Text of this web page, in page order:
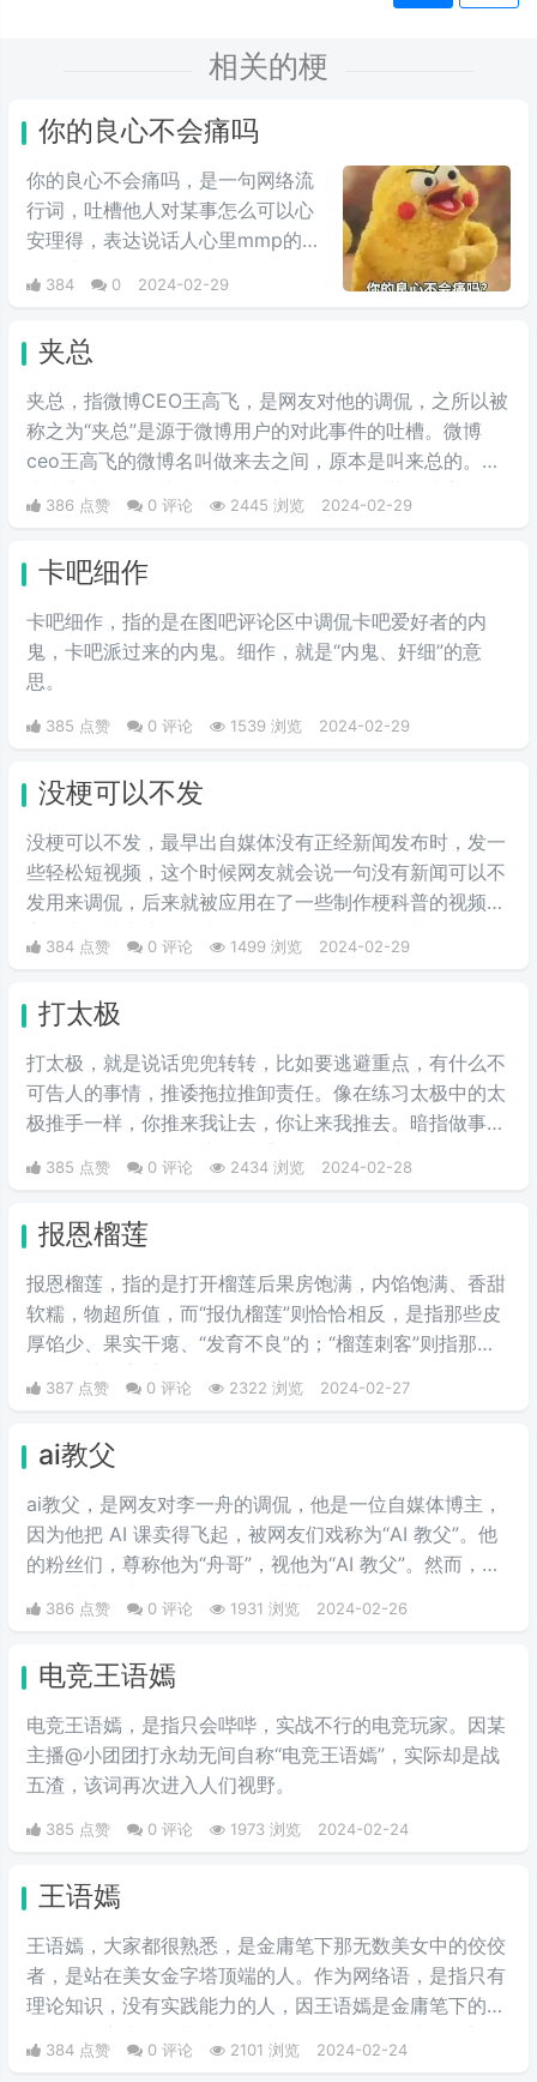
相关的梗
你的良心不会痛吗
你的良心不会痛吗，是一句网络流
行词，吐槽他人对某事怎么可以心
安理得，表达说话人心里mmp的心
情。这里的“痛”含有“内疚、愧疚、
不好意思”等含义，并不是“疼痛”的
会内疚吗，来源于热图鹦鹉兄弟表
情包，火于知乎，该词也被《咬文
嚼字》评为2017年度十大流行语之
一，现在多用于聊天中的表情包。
384 0 2024-02-29
夹总
夹总，指微博CEO王高飞，是网友对他的调侃，之所以被
称之为“夹总”是源于微博用户的对此事件的吐槽。微博
ceo王高飞的微博名叫做来去之间，原本是叫来总的。因
为来字去掉一竖之后是“夹”，并且微博把屏蔽敏感字的行
为称为“夹”，所以来去之间喜提夹总这一称号。
386 点赞 0 评论 2445 浏览 2024-02-29
卡吧细作
卡吧细作，指的是在图吧评论区中调侃卡吧爱好者的内
鬼，卡吧派过来的内鬼。细作，就是“内鬼、奸细”的意
思。
385 点赞 0 评论 1539 浏览 2024-02-29
没梗可以不发
没梗可以不发，最早出自媒体没有正‌‌‌‌‌‌‌‌经新闻发布时，发一
些轻松短视频，这个时候网友就会说一句没有新闻可以不
发用来调侃，后来就被应用在了一些制作梗科普的视频博
主身上，其实这句话也不算是批评，更多的是带有玩梗的
意味。“解梗博主”的嘲讽发言，指各类梗科普相关的作者
破梗、旧梗来敷衍了事，不被认可时，网友们就会评论一
句“没梗可以不发”。
384 点赞 0 评论 1499 浏览 2024-02-29
打太极
打太极，就是说话兜兜转转，比如要逃避重点，有什么不
可告人的事情，推诿拖拉推卸责任。像在练习太极中的太
极推手一样，你推来我让去，你让来我推去。暗指做事情
推来推去，不明确表态，避重就轻含糊不说实话。
385 点赞 0 评论 2434 浏览 2024-02-28
报恩榴莲
报恩榴莲，指的是打开榴莲后果房饱满，内馅饱满、香甜
软糯，物超所值，而“报仇榴莲”则恰恰相反，是指那些皮
厚馅少、果实干瘪、“发育不良”的；“榴莲刺客”则指那些
会挑榴莲的高手。
387 点赞 0 评论 2322 浏览 2024-02-27
ai教父
ai教父，是网友对李一舟的调侃，他是一位自媒体博主，
因为他把 AI 课卖得飞起，被网友们戏称为“AI 教父”。他
的粉丝们，尊称他为“舟哥”，视他为“AI 教父”。然而，质
他的课程是“智商税”。
386 点赞 0 评论 1931 浏览 2024-02-26
电竞王语嫣
电竞王语嫣，是指只会哔哔，实战不行的电竞玩家。因某
主播@小团团打永劫无间自称“电竞王语嫣”，实际却是战
五渣，该词再次进入人们视野。
385 点赞 0 评论 1973 浏览 2024-02-24
王语嫣
王语嫣，大家都很熟悉，是金庸笔下那无数美女中的佼佼
者，是站在美女金字塔顶端的人。作为网络语，是指只有
理论知识，没有实践能力的人，因王语嫣是金庸笔下的武
侠小说女主之一，熟读各派武学秘笈，能看得出各个门派
的武功招式，是一位武学理论家，却完全不会武功，适合
384 点赞 0 评论 2101 浏览 2024-02-24